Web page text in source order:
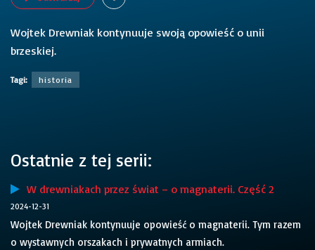
Wojtek Drewniak kontynuuje swoją opowieść o unii
brzeskiej.
Tagi: historia
Ostatnie z tej serii:
W drewniakach przez świat – o magnaterii. Część 2
2024-12-31
Wojtek Drewniak kontynuuje opowieść o magnaterii. Tym razem
o wystawnych orszakach i prywatnych armiach.